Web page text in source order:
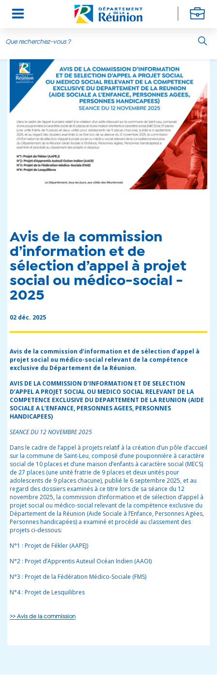
Aller au contenu principal
Avis de la commission
d’information et de
sélection d’appel à projet
social ou médico-social -
2025
02 déc. 2025
Avis de la commission d’information et de sélection d’appel à
projet social ou médico-social relevant de la compétence
exclusive du Département de la Réunion.
AVIS DE LA COMMISSION D’INFORMATION ET DE SELECTION
D’APPEL A PROJET SOCIAL OU MEDICO SOCIAL RELEVANT DE LA
COMPETENCE EXCLUSIVE DU DEPARTEMENT DE LA REUNION (AIDE
SOCIALE A L’ENFANCE, PERSONNES AGEES, PERSONNES
HANDICAPEES)
SEANCE DU 12 NOVEMBRE 2025
Dans le cadre de l’appel à projets relatif à la création d’un pôle d’accueil
sur la commune de Saint-Leu, composé d’une pouponnière à caractère
social de 10 places et d’une maison d’enfants à caractère social (MECS)
de 27 places (une unité fratrie de 9 places et deux unités pour
adolescents de 9 places chacune), publié le 6 septembre 2025, et au
regard des dossiers examinés à ce titre lors de sa séance du 12
novembre 2025, la commission d’information et de sélection d’appel à
projet social ou médico-social relevant de la compétence exclusive du
Département de la Réunion (Aide Sociale à l’Enfance, Personnes Agées,
Personnes handicapées) a examiné et procédé au classement des
projets ci-dessous:
N°1 : Projet de Fékler (AAPEJ)
N°2 : Projet d’Apprentis Auteuil Océan Indien (AAOI)
N°3 : Projet de la Fédération Médico-Sociale (FMS)
N°4 : Projet de Lesquilibres
>> Avis de la commission